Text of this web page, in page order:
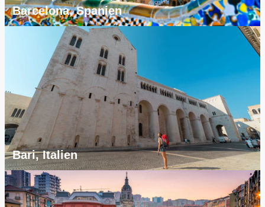
Barcelona, Spanien
Bari, Italien